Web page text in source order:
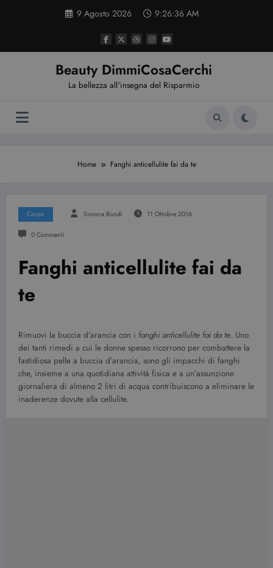
9 Agosto 2026 9:26:37 AM
Beauty DimmiCosaCerchi
La bellezza all'insegna del Risparmio
Home Fanghi anticellulite fai da te
Corpo Simona Bondi 11 Ottobre 2016
0 Commenti
Fanghi anticellulite fai da
te
Rimuovi la buccia d’arancia con i fanghi anticellulite fai da te. Uno
dei tanti rimedi a cui le donne spesso ricorrono per combattere la
fastidiosa pelle a buccia d’arancia, sono gli impacchi di fanghi
che, insieme a una quotidiana attività fisica e a un’assunzione
giornaliera di almeno 2 litri di acqua contribuiscono a eliminare le
inaderenze dovute alla cellulite.